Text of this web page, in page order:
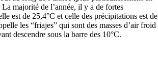
majorité de l’année, il y a de fortes
est de 25,4°C et celle des précipitations est de
les “friajes” qui sont des masses d’air froid
descendre sous la barre des 10°C.